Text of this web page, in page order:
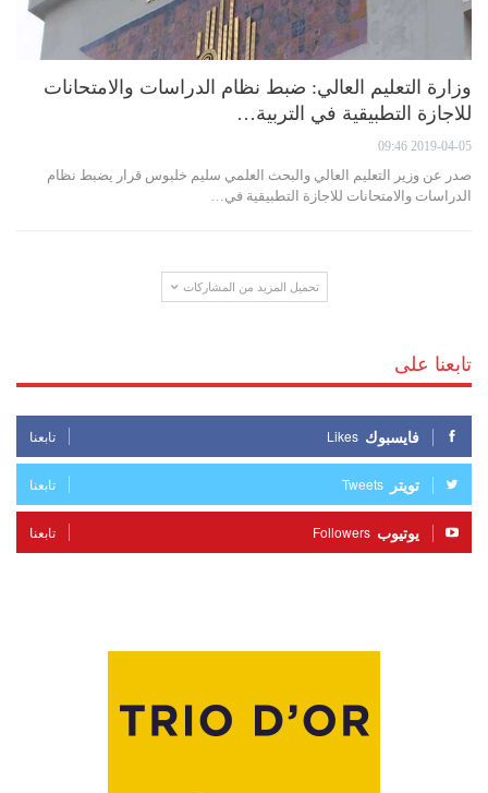
وزارة التعليم العالي: ضبط نظام الدراسات والامتحانات
للاجازة التطبيقية في التربية…
2019-04-05 09:46
صدر عن وزير التعليم العالي والبحث العلمي سليم خلبوس قرار يضبط نظام
الدراسات والامتحانات للاجازة التطبيقية في…
تحميل المزيد من المشاركات
تابعنا على
فايسبوك Likes تابعنا
تويتر Tweets تابعنا
يوتيوب Followers تابعنا